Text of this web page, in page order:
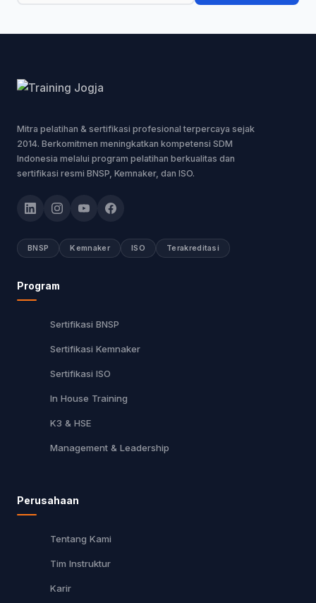
Mitra pelatihan & sertifikasi profesional terpercaya sejak
2014. Berkomitmen meningkatkan kompetensi SDM
Indonesia melalui program pelatihan berkualitas dan
sertifikasi resmi BNSP, Kemnaker, dan ISO.
BNSP Kemnaker ISO Terakreditasi
Program
Sertifikasi BNSP
Sertifikasi Kemnaker
Sertifikasi ISO
In House Training
K3 & HSE
Management & Leadership
Perusahaan
Tentang Kami
Tim Instruktur
Karir